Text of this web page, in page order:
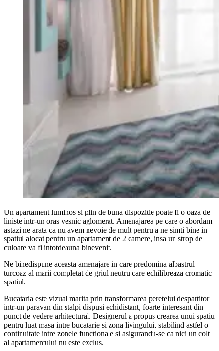
Un apartament luminos si plin de buna dispozitie poate fi o oaza de
liniste intr-un oras vesnic aglomerat. Amenajarea pe care o abordam
astazi ne arata ca nu avem nevoie de mult pentru a ne simti bine in
spatiul alocat pentru un apartament de 2 camere, insa un strop de
culoare va fi intotdeauna binevenit.
Ne binedispune aceasta amenajare in care predomina albastrul
turcoaz al marii completat de griul neutru care echilibreaza cromatic
spatiul.
Bucataria este vizual marita prin transformarea peretelui despartitor
intr-un paravan din stalpi dispusi echidistant, foarte interesant din
punct de vedere arhitectural. Designerul a propus crearea unui spatiu
pentru luat masa intre bucatarie si zona livingului, stabilind astfel o
continuitate intre zonele functionale si asigurandu-se ca nici un colt
al apartamentului nu este exclus.